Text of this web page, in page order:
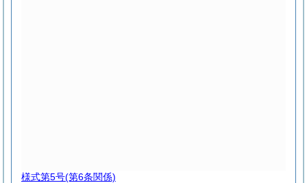
様式第5号(第6条関係)